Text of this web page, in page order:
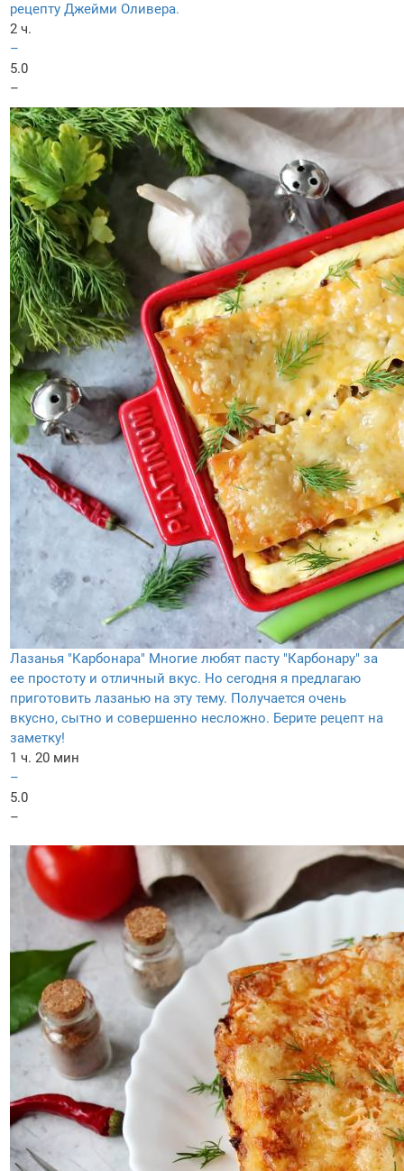
рецепту Джейми Оливера.
2 ч.
–
5.0
–
Лазанья "Карбонара" Многие любят пасту "Карбонару" за
ее простоту и отличный вкус. Но сегодня я предлагаю
приготовить лазанью на эту тему. Получается очень
вкусно, сытно и совершенно несложно. Берите рецепт на
заметку!
1 ч. 20 мин
–
5.0
–